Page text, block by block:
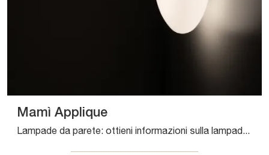
Mamì Applique
Lampade da parete: ottieni informazioni sulla lampada Mamì Applique in vetro che ti consigliamo.